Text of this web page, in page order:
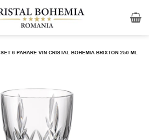
SET 6 PAHARE VIN CRISTAL BOHEMIA BRIXTON 250 ML